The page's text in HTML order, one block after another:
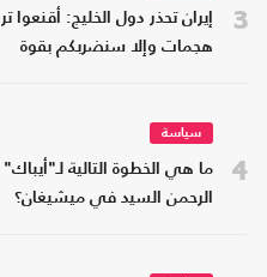
3
إيران تحذر دول الخليج:
هجمات وإلا سنضربكم بقوة
4
سياسة
ما هي الخطوة التالية
الرحمن السيد في ميشيغان؟